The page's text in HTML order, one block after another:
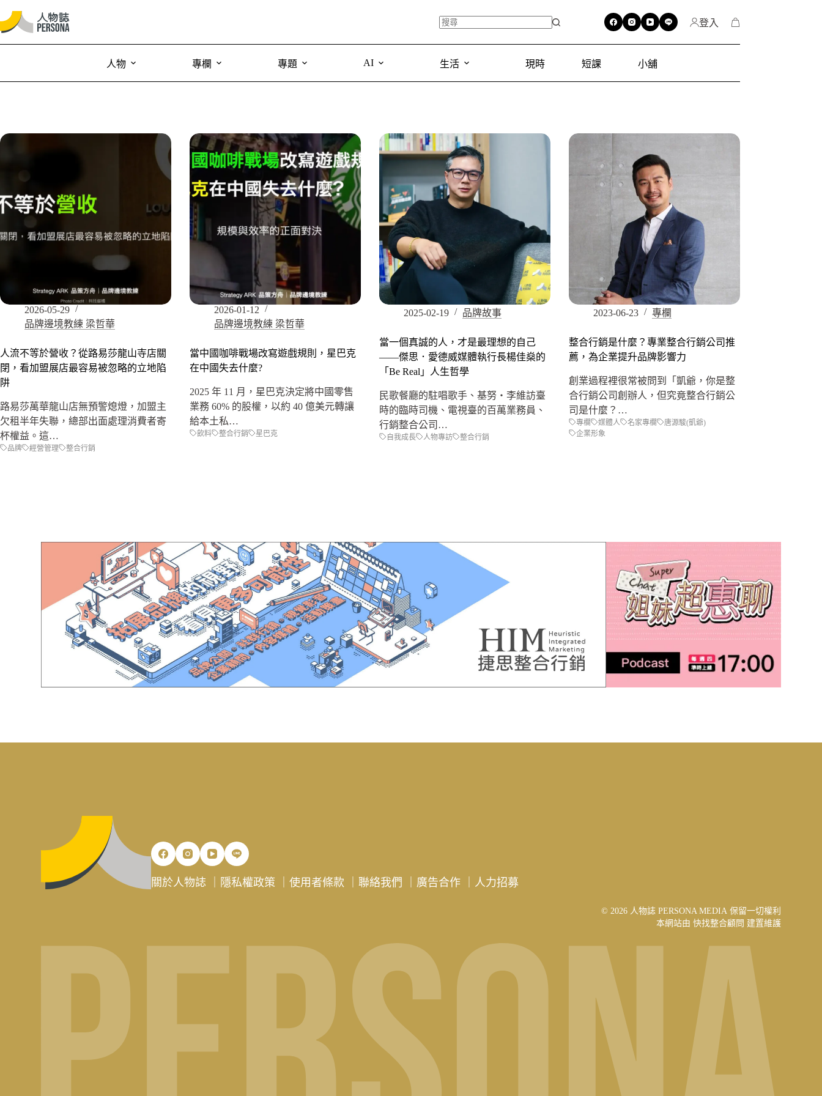
登入
人物 專欄 專題 AI 生活 現時 短課 小舖
2026-05-29
品牌邊境教練 梁哲華
人流不等於營收？從路易莎龍山寺店關
閉，看加盟展店最容易被忽略的立地陷
阱
路易莎萬華龍山店無預警熄燈，加盟主
欠租半年失聯，總部出面處理消費者寄
杯權益。這…
品牌 經營管理 整合行銷
2026-01-12
品牌邊境教練 梁哲華
當中國咖啡戰場改寫遊戲規則，星巴克
在中國失去什麼?
2025 年 11 月，星巴克決定將中國零售
業務 60% 的股權，以約 40 億美元轉讓
給本土私…
飲料 整合行銷 星巴克
2025-02-19 品牌故事
當一個真誠的人，才是最理想的自己
——傑思．愛德威媒體執行長楊佳燊的
「Be Real」人生哲學
民歌餐廳的駐唱歌手、基努‧李維訪臺
時的臨時司機、電視臺的百萬業務員、
行銷整合公司…
自我成長 人物專訪 整合行銷
2023-06-23 專欄
整合行銷是什麼？專業整合行銷公司推
薦，為企業提升品牌影響力
創業過程裡很常被問到「凱爺，你是整
合行銷公司創辦人，但究竟整合行銷公
司是什麼？…
專欄 媒體人 名家專欄
唐源駿(凱爺)
企業形象
關於人物誌 隱私權政策 ｜使用者條款 ｜聯絡我們 廣告合作 人力招募
© 2026 人物誌 PERSONA MEDIA 保留一切權利
本網站由 快找整合顧問 建置維護